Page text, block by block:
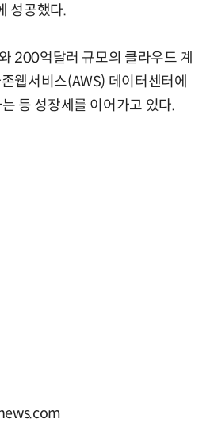
성공했다.
200억달러 규모의 클라우드 계
웹서비스(AWS) 데이터센터에
등 성장세를 이어가고 있다.